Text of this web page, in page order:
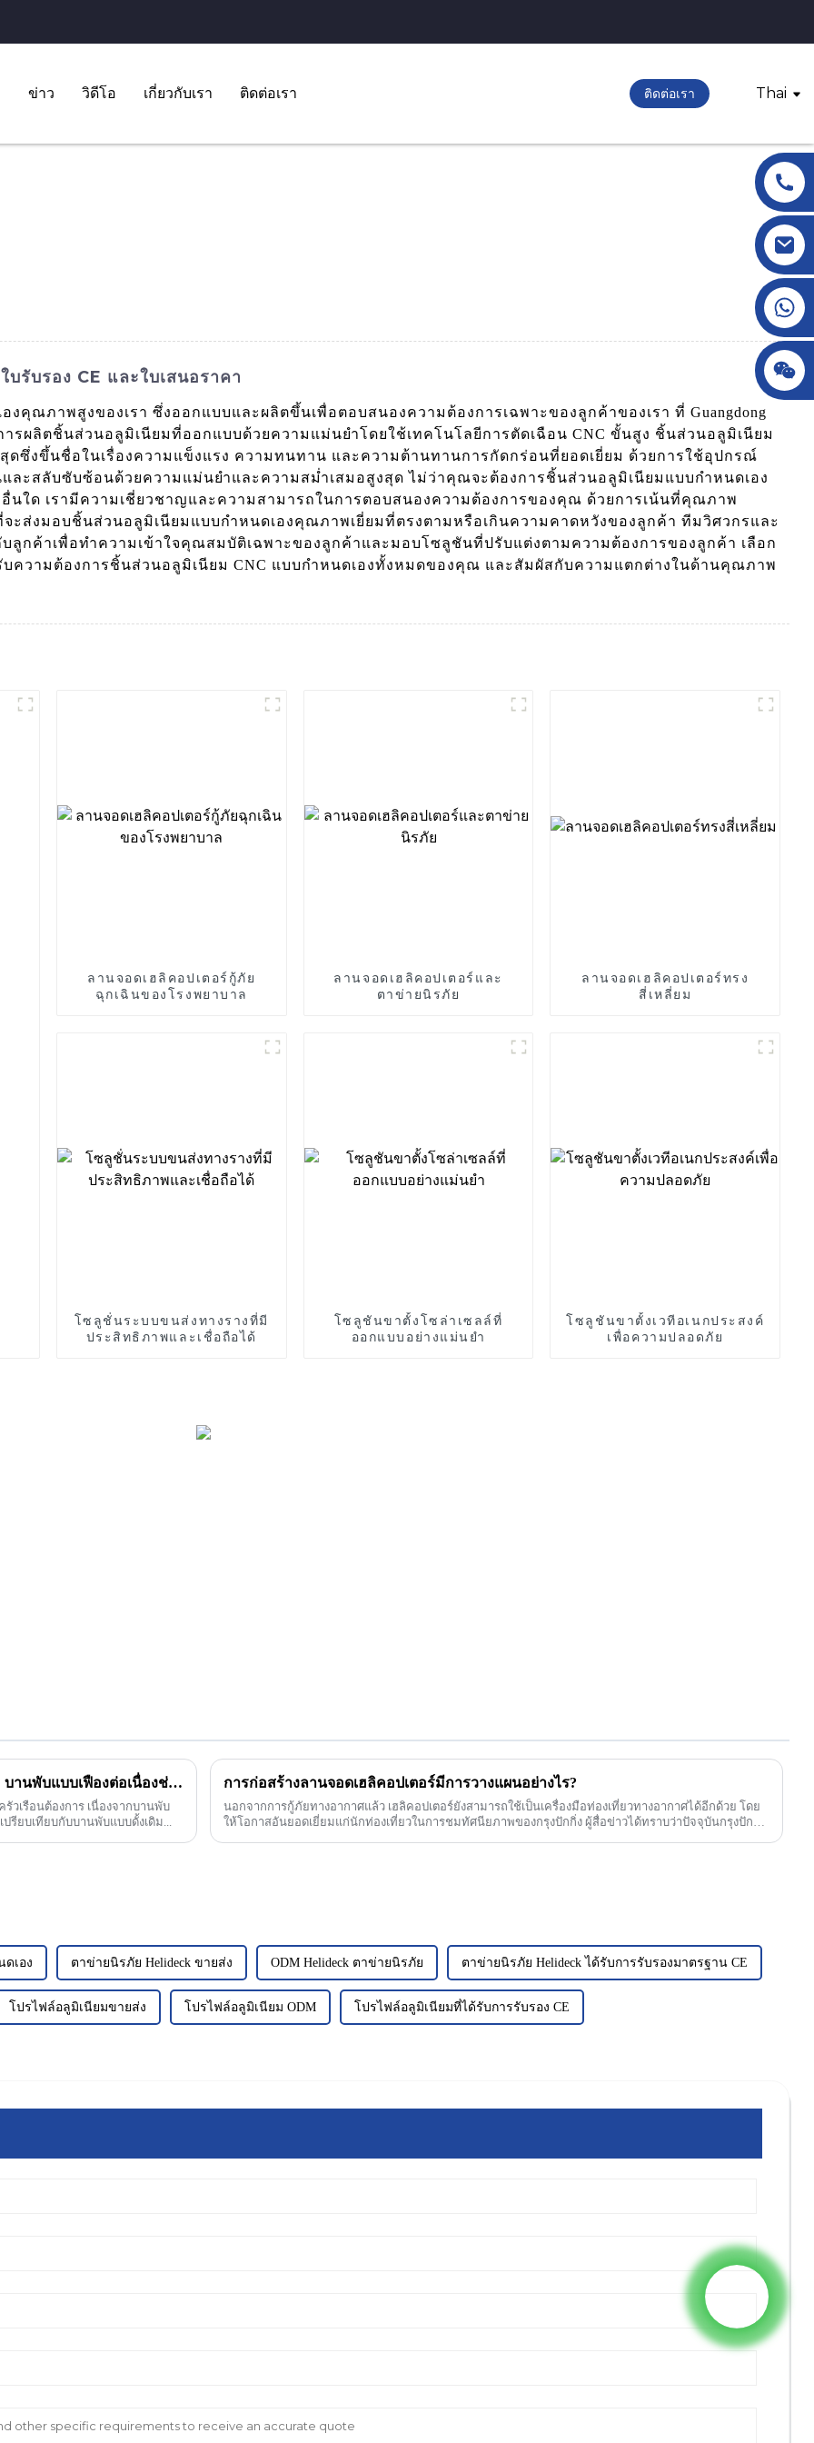
ข่าว วิดีโอ เกี่ยวกับเรา ติดต่อเรา ติดต่อเรา Thai
รับรอง CE และใบเสนอราคา
คุณภาพสูงของเรา ซึ่งออกแบบและผลิตขึ้นเพื่อตอบสนองความต้องการเฉพาะของลูกค้าของเรา ที่ Guangdong
การผลิตชิ้นส่วนอลูมิเนียมที่ออกแบบด้วยความแม่นยำโดยใช้เทคโนโลยีการตัดเฉือน CNC ขั้นสูง ชิ้นส่วนอลูมิเนียม
สุดซึ่งขึ้นชื่อในเรื่องความแข็งแรง ความทนทาน และความต้านทานการกัดกร่อนที่ยอดเยี่ยม ด้วยการใช้อุปกรณ์
ละสลับซับซ้อนด้วยความแม่นยำและความสม่ำเสมอสูงสุด ไม่ว่าคุณจะต้องการชิ้นส่วนอลูมิเนียมแบบกำหนดเอง
นใด เรามีความเชี่ยวชาญและความสามารถในการตอบสนองความต้องการของคุณ ด้วยการเน้นที่คุณภาพ
ะส่งมอบชิ้นส่วนอลูมิเนียมแบบกำหนดเองคุณภาพเยี่ยมที่ตรงตามหรือเกินความคาดหวังของลูกค้า ทีมวิศวกรและ
ลูกค้าเพื่อทำความเข้าใจคุณสมบัติเฉพาะของลูกค้าและมอบโซลูชันที่ปรับแต่งตามความต้องการของลูกค้า เลือก
หรับความต้องการชิ้นส่วนอลูมิเนียม CNC แบบกำหนดเองทั้งหมดของคุณ และสัมผัสกับความแตกต่างในด้านคุณภาพ
ลานจอดเฮลิคอปเตอร์กู้ภัย
ฉุกเฉินของโรงพยาบาล
ลานจอดเฮลิคอปเตอร์และ
ตาข่ายนิรภัย
ลานจอดเฮลิคอปเตอร์ทรง
สี่เหลี่ยม
โซลูชั่นระบบขนส่งทางรางที่มี
ประสิทธิภาพและเชื่อถือได้
โซลูชันขาตั้งโซล่าเซลล์ที่
ออกแบบอย่างแม่นยำ
โซลูชันขาตั้งเวทีอเนกประสงค์
เพื่อความปลอดภัย
บานประตูหลุด? บานพับเสียหายง่าย? มีเสียงดังเวลาเปิดปิด? บานพับแบบเฟืองต่อเนื่องช่วยแก้ปัญหาได้!
วเรือนต้องการ เนื่องจากบานพับ
ยบเทียบกับบานพับแบบดั้งเดิม...
การก่อสร้างลานจอดเฮลิคอปเตอร์มีการวางแผนอย่างไร?
นอกจากการกู้ภัยทางอากาศแล้ว เฮลิคอปเตอร์ยังสามารถใช้เป็นเครื่องมือท่องเที่ยวทางอากาศได้อีกด้วย โดย
ให้โอกาสอันยอดเยี่ยมแก่นักท่องเที่ยวในการชมทัศนียภาพของกรุงปักกิ่ง ผู้สื่อข่าวได้ทราบว่าปัจจุบันกรุงปักกิ่ง
เอง ตาข่ายนิรภัย Helideck ขายส่ง ODM Helideck ตาข่ายนิรภัย ตาข่ายนิรภัย Helideck ได้รับการรับรองมาตรฐาน CE
โปรไฟล์อลูมิเนียมขายส่ง โปรไฟล์อลูมิเนียม ODM โปรไฟล์อลูมิเนียมที่ได้รับการรับรอง CE